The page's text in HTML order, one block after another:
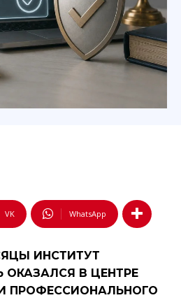
VK WhatsApp
ИНСТИТУТ
ОКАЗАЛСЯ В ЦЕНТРЕ
ПРОФЕССИОНАЛЬНОГО